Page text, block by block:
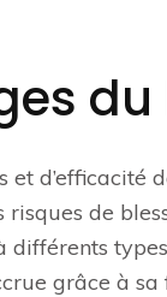
du
et d’efficacité
risques de
grâce à sa